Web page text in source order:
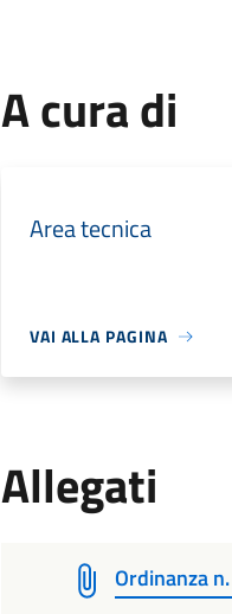
A cura di
Area tecnica
VAI ALLA PAGINA
Allegati
Ordinanza